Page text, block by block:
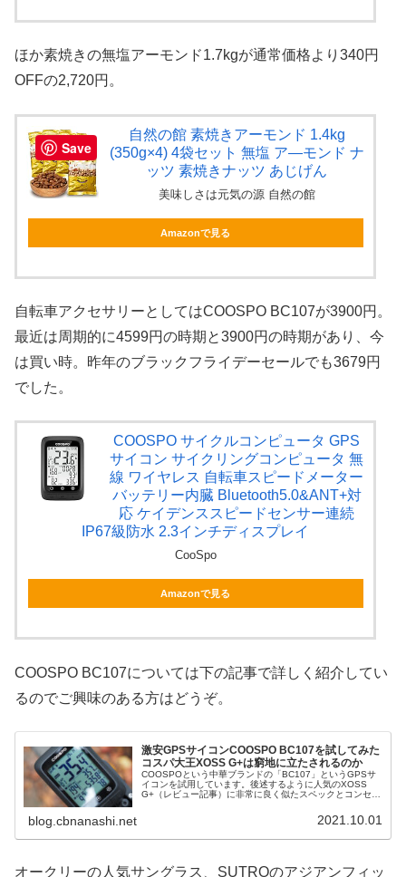
ほか素焼きの無塩アーモンド1.7kgが通常価格より340円
OFFの2,720円。
自然の館 素焼きアーモンド 1.4kg
(350g×4) 4袋セット 無塩 ア―モンド ナ
ッツ 素焼きナッツ あじげん
美味しさは元気の源 自然の館
Amazonで見る
自転車アクセサリーとしてはCOOSPO BC107が3900円。
最近は周期的に4599円の時期と3900円の時期があり、今
は買い時。昨年のブラックフライデーセールでも3679円
でした。
COOSPO サイクルコンピュータ GPS
サイコン サイクリングコンピュータ 無
線 ワイヤレス 自転車スピードメーター
バッテリー内臓 Bluetooth5.0&ANT+対
応 ケイデンススピードセンサー連続
IP67級防水 2.3インチディスプレイ
CooSpo
Amazonで見る
COOSPO BC107については下の記事で詳しく紹介してい
るのでご興味のある方はどうぞ。
激安GPSサイコンCOOSPO BC107を試してみた
コスパ大王XOSS G+は窮地に立たされるのか
COOSPOという中華ブランドの「BC107」というGPSサ
イコンを試用しています。後述するように人気のXOSS
G+（レビュー記事）に非常に良く似たスペックとコンセプ
blog.cbnanashi.net 2021.10.01
オークリーの人気サングラス、SUTROのアジアンフィッ
Save